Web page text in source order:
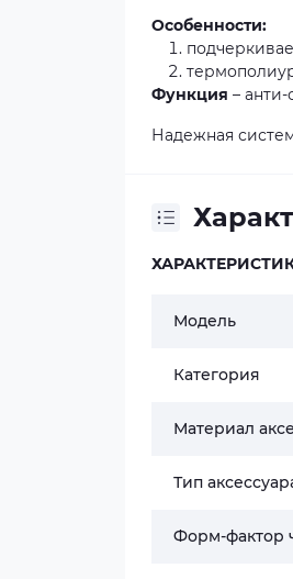
Особенности:
Функция –
Надежная
Модель
Категория
Материал
Тип
Форм-фактор